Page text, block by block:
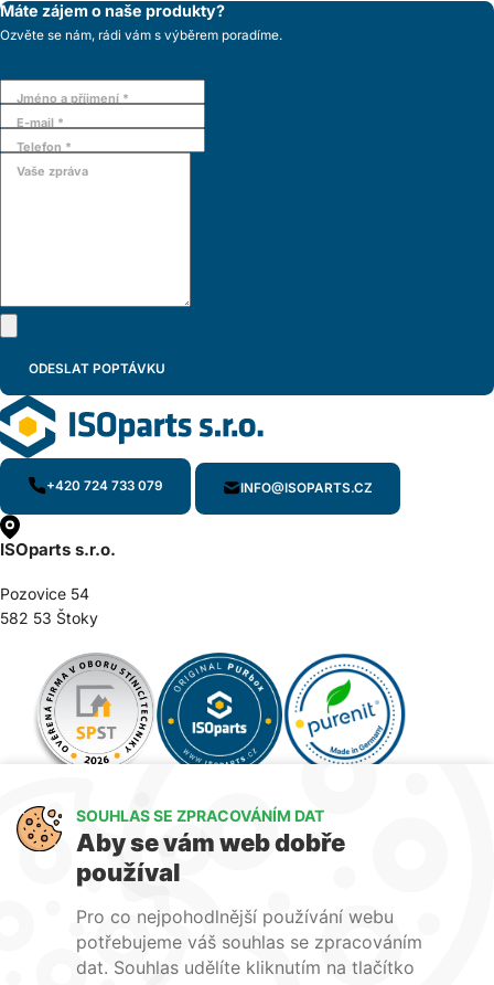
Máte zájem o naše produkty?
Ozvěte se nám, rádi vám s výběrem poradíme.
Jméno a příjmení *
E-mail *
Telefon *
Vaše zpráva
+420 724 733 079 INFO@ISOPARTS.CZ
ISOparts s.r.o.
Pozovice 54
582 53 Štoky
Jsme členem
SOUHLAS SE ZPRACOVÁNÍM DAT
Aby se vám web dobře
používal
Pro co nejpohodlnější používání webu
potřebujeme váš souhlas se zpracováním
dat. Souhlas udělíte kliknutím na tlačítko